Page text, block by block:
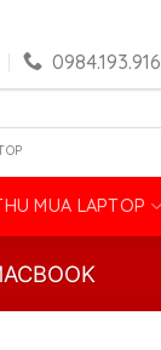
0984.193.916
MUA LAPTOP